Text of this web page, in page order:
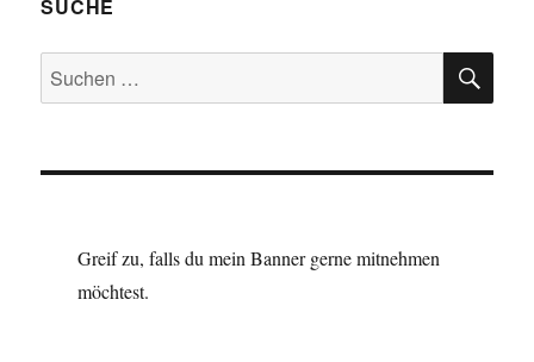
SUCHE
Suchen
nach:
Greif zu, falls du mein Banner gerne mitnehmen
möchtest.